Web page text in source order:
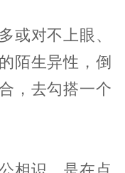
或对不上眼、
陌生异性，倒
，去勾搭一个